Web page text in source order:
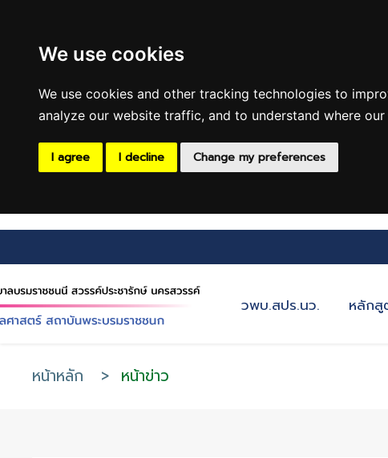
We use cookies
We use cookies and other tracking technologies to
analyze our website traffic, and to understand where
I agree I decline Change my preferences
วพบ.สปร.นว. หลักสู
หน้าหลัก > หน้าข่าว